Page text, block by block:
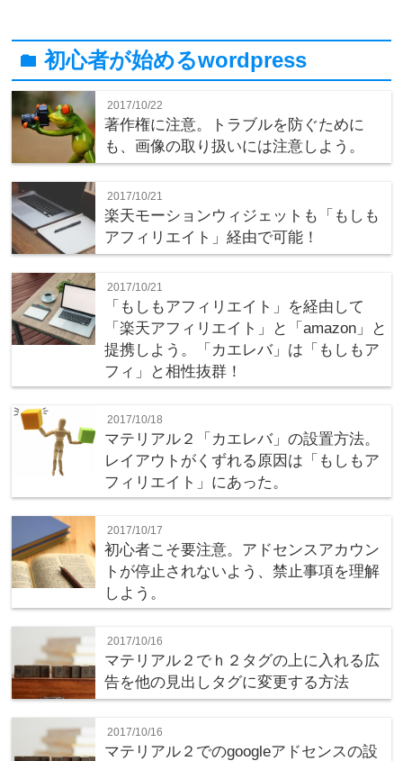
folder初心者が始めるwordpress
2017/10/22
著作権に注意。トラブルを防ぐために
も、画像の取り扱いには注意しよう。
2017/10/21
楽天モーションウィジェットも「もしも
アフィリエイト」経由で可能！
2017/10/21
「もしもアフィリエイト」を経由して
「楽天アフィリエイト」と「amazon」と
提携しよう。「カエレバ」は「もしもア
フィ」と相性抜群！
2017/10/18
マテリアル２「カエレバ」の設置方法。
レイアウトがくずれる原因は「もしもア
フィリエイト」にあった。
2017/10/17
初心者こそ要注意。アドセンスアカウン
トが停止されないよう、禁止事項を理解
しよう。
2017/10/16
マテリアル２でｈ２タグの上に入れる広
告を他の見出しタグに変更する方法
2017/10/16
マテリアル２でのgoogleアドセンスの設